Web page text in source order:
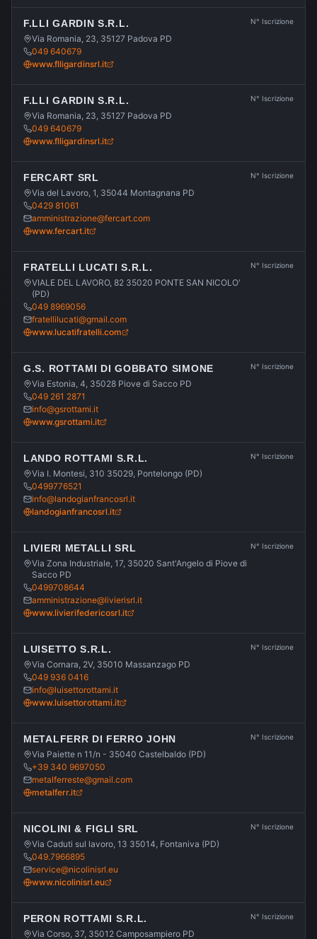
F.LLI GARDIN S.R.L.
Via Romania, 23, 35127 Padova PD
049 640679
www.flligardinsrl.it
N° Iscrizione
F.LLI GARDIN S.R.L.
Via Romania, 23, 35127 Padova PD
049 640679
www.flligardinsrl.it
N° Iscrizione
FERCART SRL
Via del Lavoro, 1, 35044 Montagnana PD
0429 81061
amministrazione@fercart.com
www.fercart.it
N° Iscrizione
FRATELLI LUCATI S.R.L.
VIALE DEL LAVORO, 82 35020 PONTE SAN NICOLO'
(PD)
049 8969056
fratellilucati@gmail.com
www.lucatifratelli.com
N° Iscrizione
G.S. ROTTAMI DI GOBBATO SIMONE
Via Estonia, 4, 35028 Piove di Sacco PD
049 261 2871
info@gsrottami.it
www.gsrottami.it
N° Iscrizione
LANDO ROTTAMI S.R.L.
Via I. Montesi, 310 35029, Pontelongo (PD)
0499776521
info@landogianfrancosrl.it
landogianfrancosrl.it
N° Iscrizione
LIVIERI METALLI SRL
Via Zona Industriale, 17, 35020 Sant'Angelo di Piove di
Sacco PD
0499708644
amministrazione@livierisrl.it
www.livierifedericosrl.it
N° Iscrizione
LUISETTO S.R.L.
Via Cornara, 2V, 35010 Massanzago PD
049 936 0416
info@luisettorottami.it
www.luisettorottami.it
N° Iscrizione
METALFERR DI FERRO JOHN
Via Paiette n 11/n - 35040 Castelbaldo (PD)
+39 340 9697050
metalferreste@gmail.com
metalferr.it
N° Iscrizione
NICOLINI & FIGLI SRL
Via Caduti sul lavoro, 13 35014, Fontaniva (PD)
049.7966895
service@nicolinisrl.eu
www.nicolinisrl.eu
N° Iscrizione
PERON ROTTAMI S.R.L.
Via Corso, 37, 35012 Camposampiero PD
N° Iscrizione